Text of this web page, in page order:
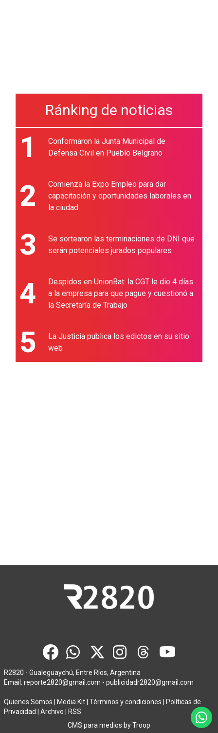
Ránking de noticias
1
Conformaron la Junta Municipal de
Defensa Civil en Pueblo Belgrano
2
Comienza la Expo Empleo para dar
capacitación y oportunidades laborales en
la ciudad
3
Se sortearon las terminaciones de DNI que
serán potenciales jurados populares
4
Despidos en UnionBat: la CGT le dio 4 días
a la empresa para que pague y cuestionó a
la Secretaría de Trabajo
5
La Justicia publica los edictos en su sitio
web
R2820 - Gualeguaychú, Entre Ríos, Argentina
Email: reporte2820@gmail.com - publicidadr2820@gmail.com
Quienes Somos Media Kit Términos y condiciones
Políticas de
Privacidad
Archivo
RSS
CMS para medios byTroop